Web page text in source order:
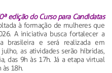
edição do Curso para Candidatas
à formação de mulheres que
A iniciativa busca fortalecer a
brasileira e será realizada em
as atividades serão híbridas,
das 9h às 17h. Já a etapa virtual
às 18h.